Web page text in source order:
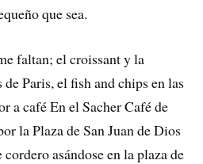
que sea.
faltan; el croissant y la
de Paris, el fish and chips en las
a café En el Sacher Café de
la Plaza de San Juan de Dios
asándose en la plaza de